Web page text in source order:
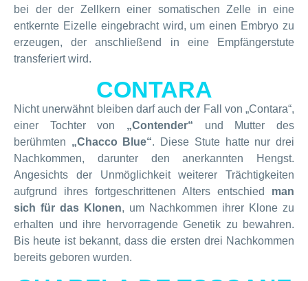
bei der der Zellkern einer somatischen Zelle in eine
entkernte Eizelle eingebracht wird, um einen Embryo zu
erzeugen, der anschließend in eine Empfängerstute
transferiert wird.
CONTARA
Nicht unerwähnt bleiben darf auch der Fall von „Contara“,
einer Tochter von „Contender“ und Mutter des
berühmten „Chacco Blue“. Diese Stute hatte nur drei
Nachkommen, darunter den anerkannten Hengst.
Angesichts der Unmöglichkeit weiterer Trächtigkeiten
aufgrund ihres fortgeschrittenen Alters entschied man
sich für das Klonen, um Nachkommen ihrer Klone zu
erhalten und ihre hervorragende Genetik zu bewahren.
Bis heute ist bekannt, dass die ersten drei Nachkommen
bereits geboren wurden.